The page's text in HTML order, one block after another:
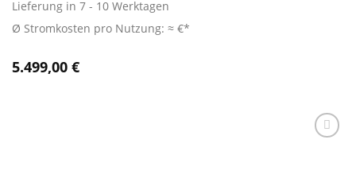
Lieferung in 7 - 10 Werktagen
Ø Stromkosten pro Nutzung: ≈ €*
5.499,00 €